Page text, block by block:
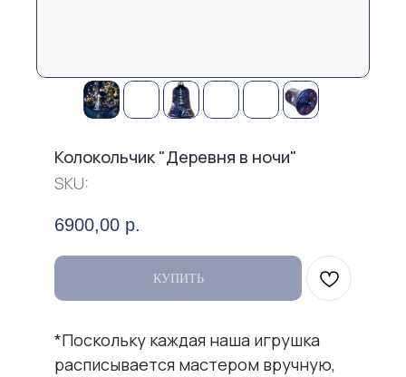
Колокольчик "Деревня в ночи"
SKU:
6900,00 р.
КУПИТЬ
*Поскольку каждая наша игрушка
расписывается мастером вручную,
[Хит продаж]